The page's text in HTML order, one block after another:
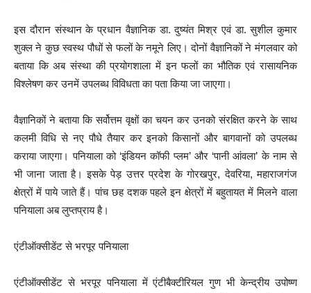
इस दौरान संस्थान के प्रधान वैज्ञानिक डा. दुष्यंत मिश्र एवं डा. सुशील कुमार
शुक्ल ने कुछ स्वस्थ पौधों से फलों के नमूने लिए। दोनों वैज्ञानिकों ने मंगलवार को
बताया कि अब संस्था की प्रयोगशाला में इन फलों का भौतिक एवं रासायनिक
विश्लेषण कर उनमें उपलब्ध विविधता का पता किया जा जाएगा।
वैज्ञानिकों ने बताया कि सर्वोत्तम वृक्षों का चयन कर उनको संरक्षित करने के साथ
कलमी विधि से नए पौधे तैयार कर इनको किसानों और बागवानों को उपलब्ध
कराया जाएगा। पनियाला को ‘इंडियन कॉफी प्लम’ और ‘पानी आंवला’ के नाम से
भी जाना जाता है। इसके पेड़ उत्तर प्रदेश के गोरखपुर, देवरिया, महाराजगंज
क्षेत्रों में पाये जाते हैं। पांच छह दशक पहले इन क्षेत्रों में बहुतायत में मिलने वाला
पनियाला अब लुप्तप्राय है।
एंटीऑक्सीडेंट से भरपूर पनियाला
एंटीऑक्सीडेंट से भरपूर पनियाला में एंटीबैक्टीरियल गुण भी केन्द्रीय उपोष्ण